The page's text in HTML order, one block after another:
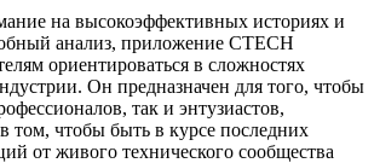
на высокоэффективных историях и
анализ, приложение CTECH
ориентироваться в сложностях
Он предназначен для того, чтобы
так и энтузиастов,
том, чтобы быть в курсе последних
от живого технического сообщества